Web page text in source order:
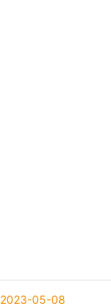
2023-05-08